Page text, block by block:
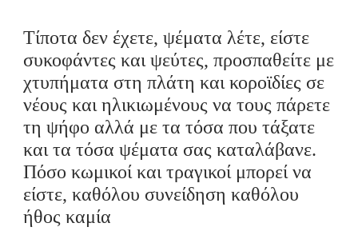
Τίποτα δεν έχετε, ψέματα λέτε, είστε
συκοφάντες και ψεύτες, προσπαθείτε με
χτυπήματα στη πλάτη και κοροϊδίες σε
νέους και ηλικιωμένους να τους πάρετε
τη ψήφο αλλά με τα τόσα που τάξατε
και τα τόσα ψέματα σας καταλάβανε.
Πόσο κωμικοί και τραγικοί μπορεί να
είστε, καθόλου συνείδηση καθόλου
ήθος καμία